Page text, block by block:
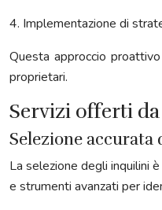
4. Implementazione di
Questa approccio
proprietari.
Servizi offerti
Selezione
La selezione degli inquilini
e strumenti avanzati per